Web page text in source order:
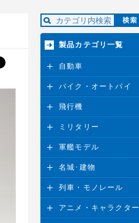
製品カテゴリ一覧
自動車
バイク・オートバイ
飛行機
ミリタリー
軍艦モデル
名城･建物
列車・モノレール
アニメ・キャラクター